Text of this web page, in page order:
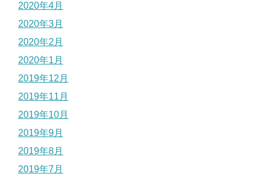
2020年4月
2020年3月
2020年2月
2020年1月
2019年12月
2019年11月
2019年10月
2019年9月
2019年8月
2019年7月